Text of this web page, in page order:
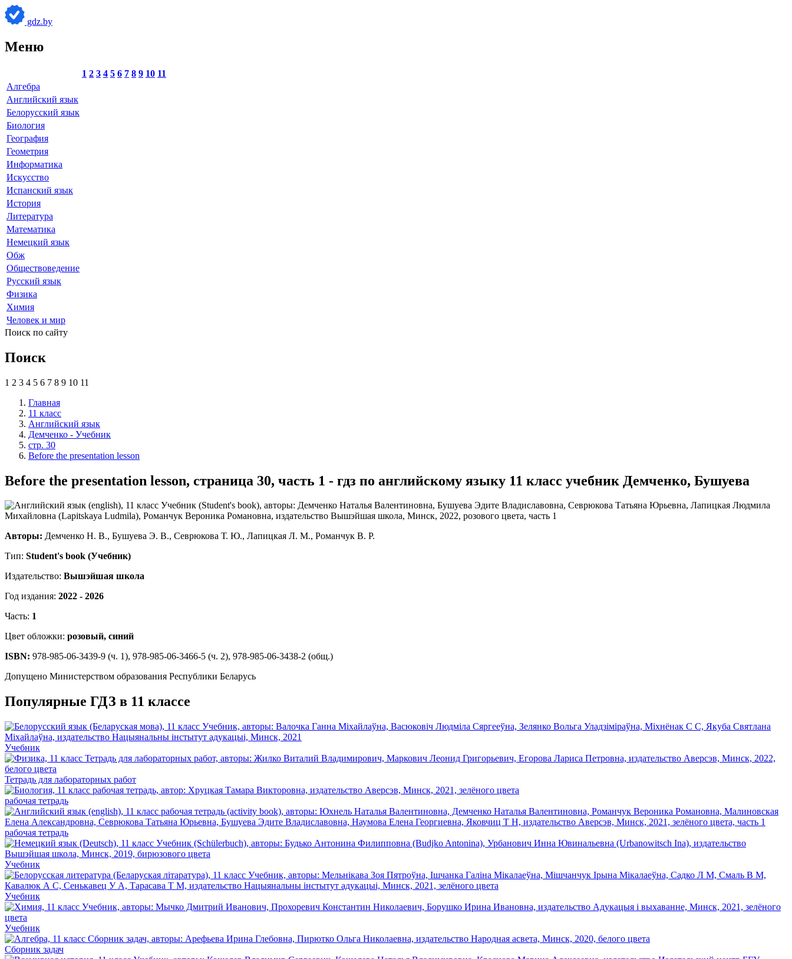
gdz.by
Меню
1 2 3 4 5 6 7 8 9 10 11
Алгебра
Английский язык
Белорусский язык
Биология
География
Геометрия
Информатика
Искусство
Испанский язык
История
Литература
Математика
Немецкий язык
Обж
Обществоведение
Русский язык
Физика
Химия
Человек и мир
Поиск по сайту
Поиск
1 2 3 4 5 6 7 8 9 10 11
Главная
11 класс
Английский язык
Демченко - Учебник
стр. 30
Before the presentation lesson
Before the presentation lesson, страница 30, часть 1 - гдз по английскому языку 11 класс учебник Демченко, Бушуева
Авторы: Демченко Н. В., Бушуева Э. В., Севрюкова Т. Ю., Лапицкая Л. М., Романчук В. Р.
Тип: Student's book (Учебник)
Издательство: Вышэйшая школа
Год издания: 2022 - 2026
Часть: 1
Цвет обложки: розовый, синий
ISBN: 978-985-06-3439-9 (ч. 1), 978-985-06-3466-5 (ч. 2), 978-985-06-3438-2 (общ.)
Допущено Министерством образования Республики Беларусь
Популярные ГДЗ в 11 классе
Учебник
Тетрадь для лабораторных работ
рабочая тетрадь
рабочая тетрадь
Учебник
Учебник
Учебник
Сборник задач